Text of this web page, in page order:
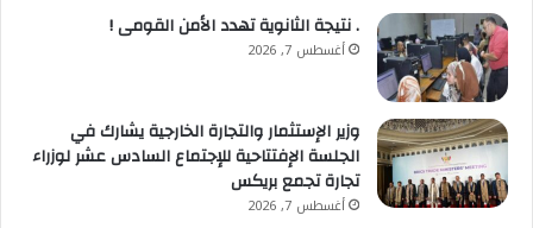
وشهدت الاحتفالية تكريم المتبرعين الدائمين بالدم، حيث
سلمت الدكتورة فاطمة شومان، رئيس الإدارة المركزية
لعمليات الدم، شهادات التقدير لعطائهم المستمر ودورهم
في تعزيز ثقافة التبرع المنتظم.
. نتيجة الثانوية تهدد الأمن القومى !
أغسطس 7, 2026
وزير الإستثمار والتجارة الخارجية يشارك في
الجلسة الإفتتاحية للإجتماع السادس عشر لوزراء
تجارة تجمع بريكس
أغسطس 7, 2026